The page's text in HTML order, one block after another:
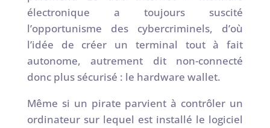
électronique a toujours suscité
l’opportunisme des cybercriminels, d’où
l’idée de créer un terminal tout à fait
autonome, autrement dit non-connecté
donc plus sécurisé : le hardware wallet.
Même si un pirate parvient à contrôler un
ordinateur sur lequel est installé le logiciel